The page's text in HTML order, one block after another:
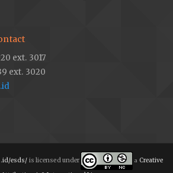
ext. 3017
ext. 3020
esds/ is licensed under a Creative